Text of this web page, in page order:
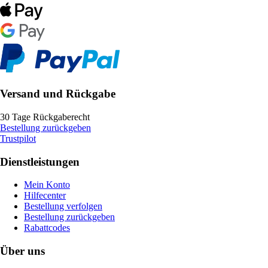
Versand und Rückgabe
30 Tage Rückgaberecht
Bestellung zurückgeben
Trustpilot
Dienstleistungen
Mein Konto
Hilfecenter
Bestellung verfolgen
Bestellung zurückgeben
Rabattcodes
Über uns